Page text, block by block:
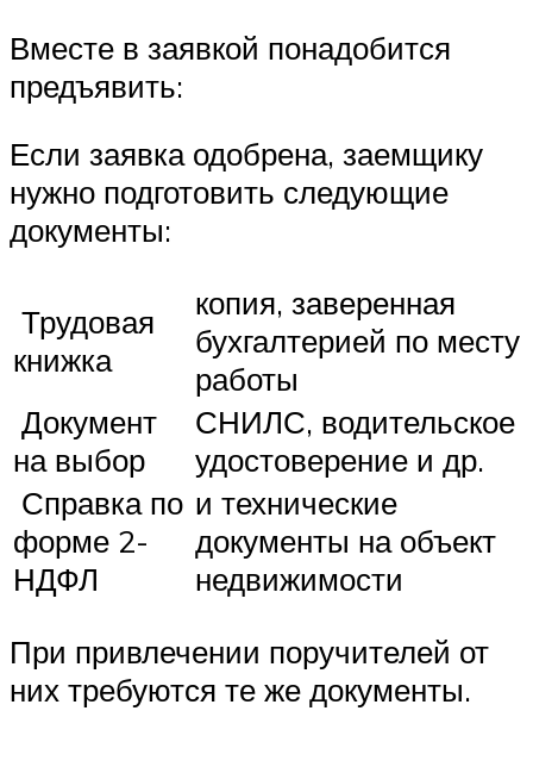
Вместе в заявкой понадобится
предъявить:
Если заявка одобрена, заемщику
нужно подготовить следующие
документы:
Трудовая
книжка
копия, заверенная
бухгалтерией по месту
работы
Документ
на выбор
СНИЛС, водительское
удостоверение и др.
Справка по
форме 2-
НДФЛ
и технические
документы на объект
недвижимости
При привлечении поручителей от
них требуются те же документы.